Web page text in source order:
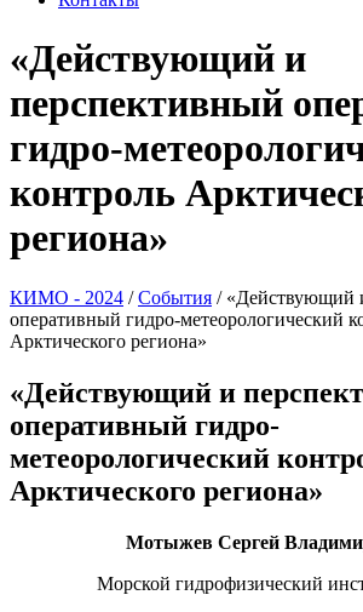
«Действующий и
перспективный
гидро-
контроль
региона»
КИМО - 2024 /События / «Действующий
оперативный гидро-метеорологический
Арктического региона»
«Действующий и
оперативный гидро-
метеорологический
Арктического региона»
Мотыжев Сергей
Морской гидрофизический